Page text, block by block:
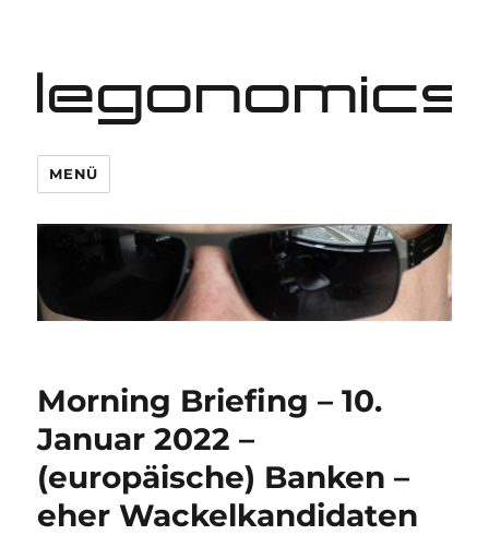
legonomics
MENÜ
Morning Briefing – 10.
Januar 2022 –
(europäische) Banken –
eher Wackelkandidaten